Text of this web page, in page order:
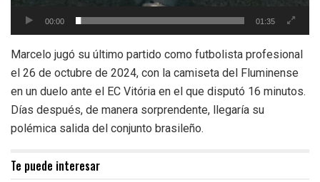
00:00 01:35
Marcelo jugó su último partido como futbolista profesional
el 26 de octubre de 2024, con la camiseta del Fluminense
en un duelo ante el EC Vitória en el que disputó 16 minutos.
Días después, de manera sorprendente, llegaría su
polémica salida del conjunto brasileño.
Te puede interesar